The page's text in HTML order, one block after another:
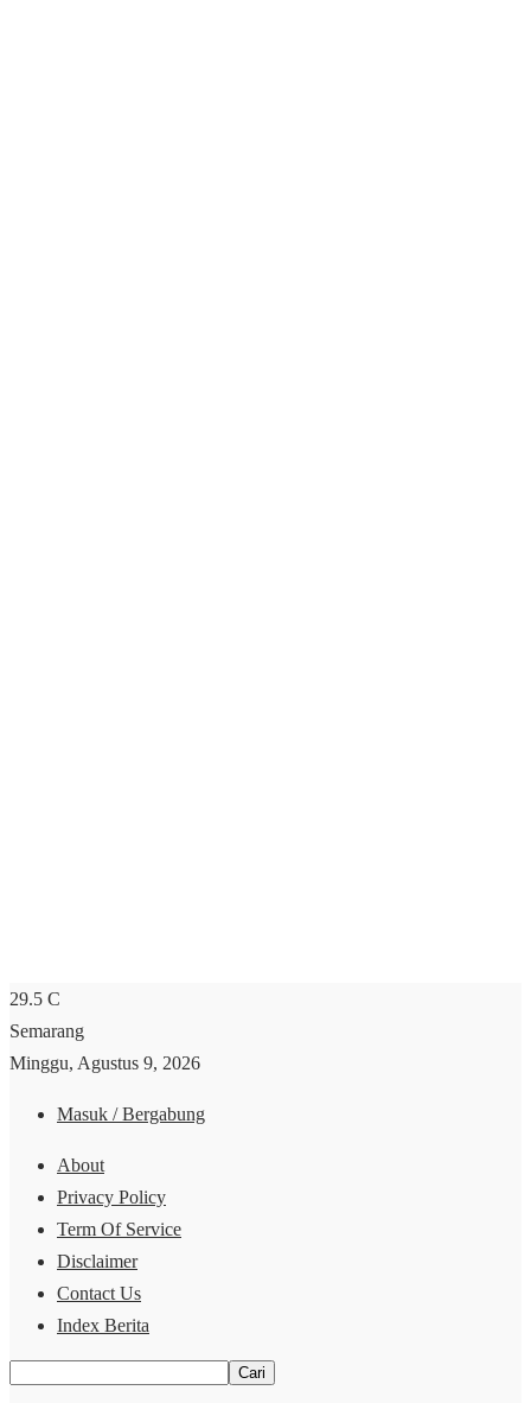
29.5 C
Semarang
Minggu, Agustus 9, 2026
Masuk / Bergabung
About
Privacy Policy
Term Of Service
Disclaimer
Contact Us
Index Berita